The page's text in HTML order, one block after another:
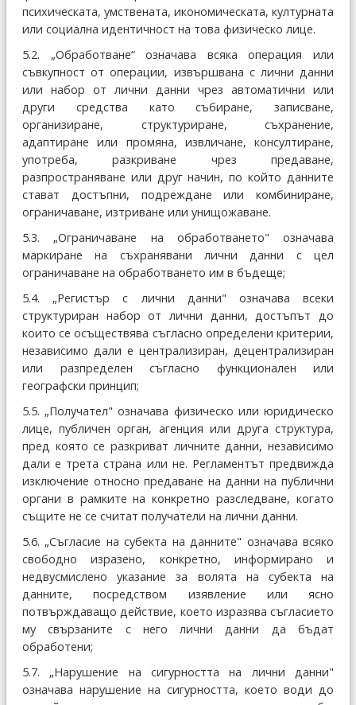
психическата, умствената, икономическата, културната
или социална идентичност на това физическо лице.
5.2. „Обработване“ означава всяка операция или
съвкупност от операции, извършвана с лични данни
или набор от лични данни чрез автоматични или
други средства като събиране, записване,
организиране, структуриране, съхранение,
адаптиране или промяна, извличане, консултиране,
употреба, разкриване чрез предаване,
разпространяване или друг начин, по който данните
стават достъпни, подреждане или комбиниране,
ограничаване, изтриване или унищожаване.
5.3. „Ограничаване на обработването" означава
маркиране на съхранявани лични данни с цел
ограничаване на обработването им в бъдеще;
5.4. „Регистър с лични данни" означава всеки
структуриран набор от лични данни, достъпът до
които се осъществява съгласно определени критерии,
независимо дали е централизиран, децентрализиран
или разпределен съгласно функционален или
географски принцип;
5.5. „Получател" означава физическо или юридическо
лице, публичен орган, агенция или друга структура,
пред която се разкриват личните данни, независимо
дали е трета страна или не. Регламентът предвижда
изключение относно предаване на данни на публични
органи в рамките на конкретно разследване, когато
същите не се считат получатели на лични данни.
5.6. „Съгласие на субекта на данните" означава всяко
свободно изразено, конкретно, информирано и
недвусмислено указание за волята на субекта на
данните, посредством изявление или ясно
потвърждаващо действие, което изразява съгласието
му свързаните с него лични данни да бъдат
обработени;
5.7. „Нарушение на сигурността на лични данни"
означава нарушение на сигурността, което води до